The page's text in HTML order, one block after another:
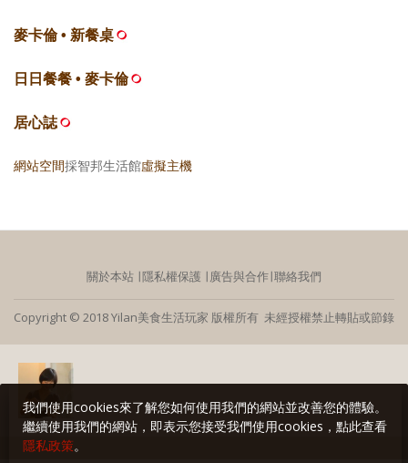
麥卡倫 • 新餐桌
日日餐餐 • 麥卡倫
居心誌
網站空間採智邦生活館虛擬主機
關於本站 ∣隱私權保護 ∣廣告與合作∣聯絡我們
Copyright © 2018 Yilan美食生活玩家 版權所有 未經授權禁止轉貼或節錄
我們使用cookies來了解您如何使用我們的網站並改善您的體驗。
繼續使用我們的網站，即表示您接受我們使用cookies，點此查看
隱私政策。